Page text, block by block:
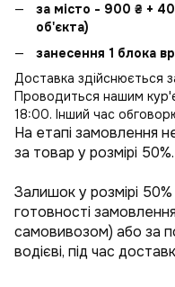
за місто - 900 ₴ + 40
об'єкта)
занесення 1 блока
Доставка здійснюється
Проводиться нашим
18:00. Інший час
На етапі замовлення
за товар у розмірі 50%.
Залишок у розмірі
готовності
самовивозом) або за
водієві, під час